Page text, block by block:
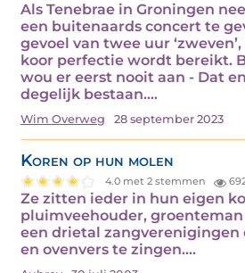
Als Tenebrae in Groningen
een buitenaards concert te
gevoel van twee uur
koor perfectie wordt bereikt.
wou er eerst nooit aan - Dat
degelijk bestaan.…
Wim Overweg 28 september 2023
Koren op hun molen
4.0 met 2 stemmen
Ze zitten ieder in hun eigen
pluimveehouder, groenteman
een drietal zangverenigingen
en ovenvers te zingen.…